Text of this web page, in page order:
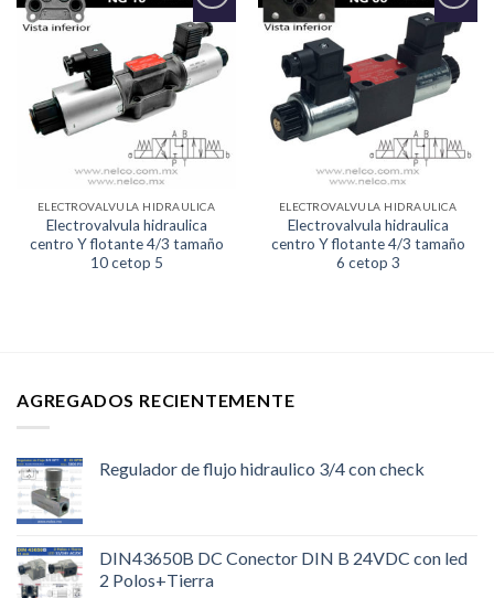
Agregar
a la
Lista de
deseos
ELECTROVALVULA HIDRAULICA
Electrovalvula hidraulica
centro Y flotante 4/3 tamaño
10 cetop 5
Agregar
a la
Lista de
deseos
ELECTROVALVULA HIDRAULICA
Electrovalvula hidraulica
centro Y flotante 4/3 tamaño
6 cetop 3
AGREGADOS RECIENTEMENTE
Regulador de flujo hidraulico 3/4 con check
DIN43650B DC Conector DIN B 24VDC con led
2 Polos+Tierra